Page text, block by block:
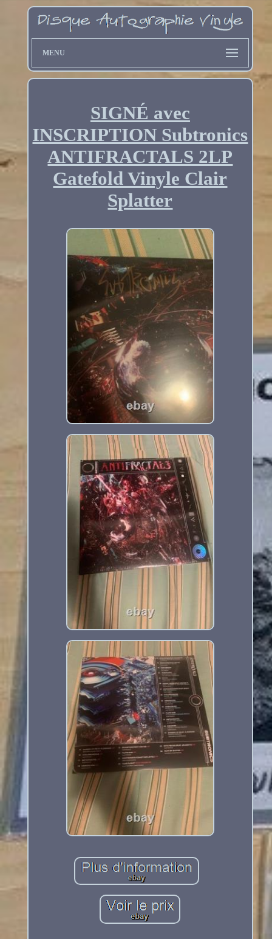
MENU
SIGNÉ avec
INSCRIPTION Subtronics
ANTIFRACTALS 2LP
Gatefold Vinyle Clair
Splatter